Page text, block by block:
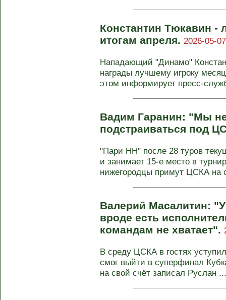
Константин Тюкавин -
итогам апреля. 2026-05-
Нападающий "Динамо"
награды лучшему игроку
этом информирует пресс-
Вадим Гаранин: "Мы
подстраиваться под
"Пари НН" после 28 туров
и занимает 15-е место в
нижегородцы примут ЦСКА на
Валерий Масалитин:
вроде есть
командам не хватает".
В среду ЦСКА в гостях
смог выйти в суперфинал
на свой счёт записал Руслан ...